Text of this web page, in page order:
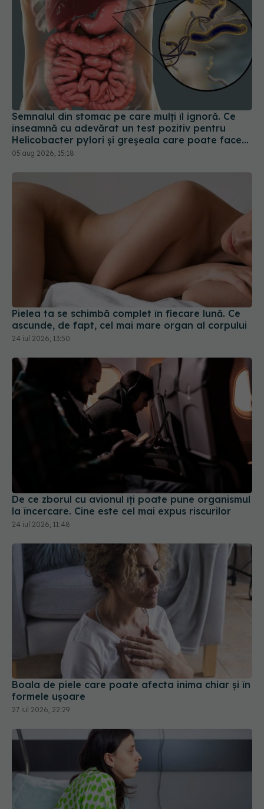
Semnalul din stomac pe care mulți îl ignoră. Ce
înseamnă cu adevărat un test pozitiv pentru
Helicobacter pylori și greșeala care poate face
tratamentul mult mai dificil
05 aug 2026, 15:18
Pielea ta se schimbă complet în fiecare lună. Ce
ascunde, de fapt, cel mai mare organ al corpului
24 iul 2026, 13:50
De ce zborul cu avionul îți poate pune organismul
la încercare. Cine este cel mai expus riscurilor
24 iul 2026, 11:48
Boala de piele care poate afecta inima chiar și în
formele ușoare
27 iul 2026, 22:29